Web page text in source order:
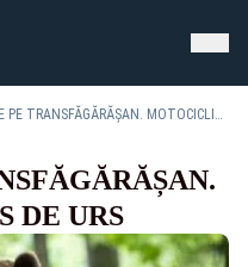
TRAGEDIE PE TRANSFĂGĂRĂȘAN. MOTOCICLIST UCIS DE URS
DE URS